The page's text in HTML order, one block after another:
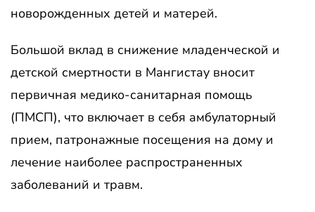
новорожденных детей и матерей.
Большой вклад в снижение младенческой и
детской смертности в Мангистау вносит
первичная медико-санитарная помощь
(ПМСП), что включает в себя амбулаторный
прием, патронажные посещения на дому и
лечение наиболее распространенных
заболеваний и травм.